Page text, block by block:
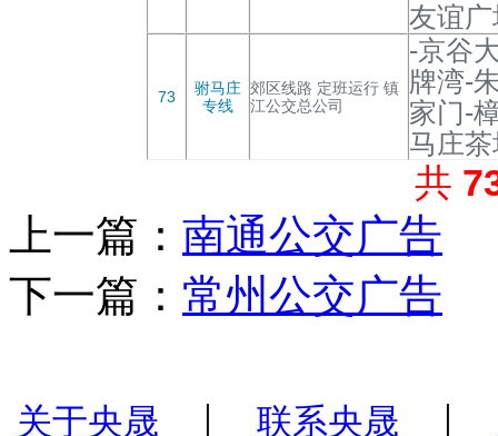
友谊
73
驸马庄
专线
郊区线路 定班运行 镇
江公交总公司
-京谷
牌湾-
家门-
马庄
共
上一篇： 南通公交广告
下一篇： 常州公交广告
关于央晟 | 联系央晟 |